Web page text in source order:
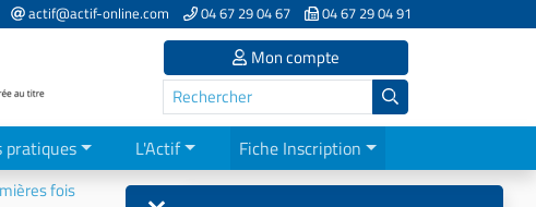
actif@actif-online.com 04 67 29 04 67 04 67 29 04 91
Mon compte
pratiques L'Actif Fiche Inscription
fois